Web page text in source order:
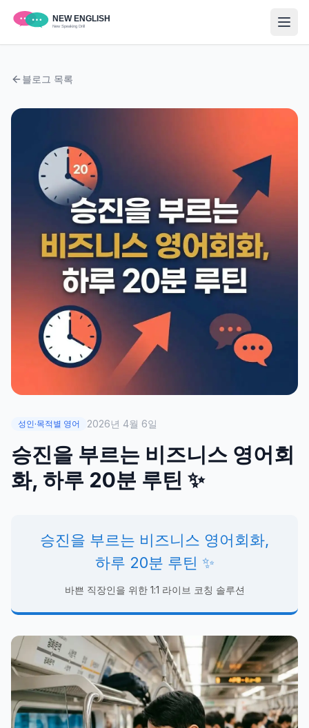
블로그 목록
성인·목적별 영어 2026년 4월 6일
승진을 부르는 비즈니스 영어회
화, 하루 20분 루틴 ✨
승진을 부르는 비즈니스 영어회화,
하루 20분 루틴 ✨
바쁜 직장인을 위한 1:1 라이브 코칭 솔루션